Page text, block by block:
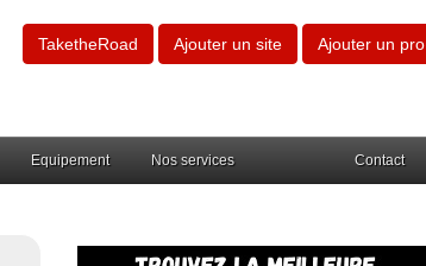
TaketheRoad Ajouter un site Ajouter un pro
Equipement Nos services Contact